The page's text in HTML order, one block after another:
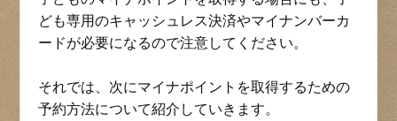
ども専用のキャッシュレス決済やマイナンバーカ
ードが必要になるので注意してください。
それでは、次にマイナポイントを取得するための
予約方法について紹介していきます。